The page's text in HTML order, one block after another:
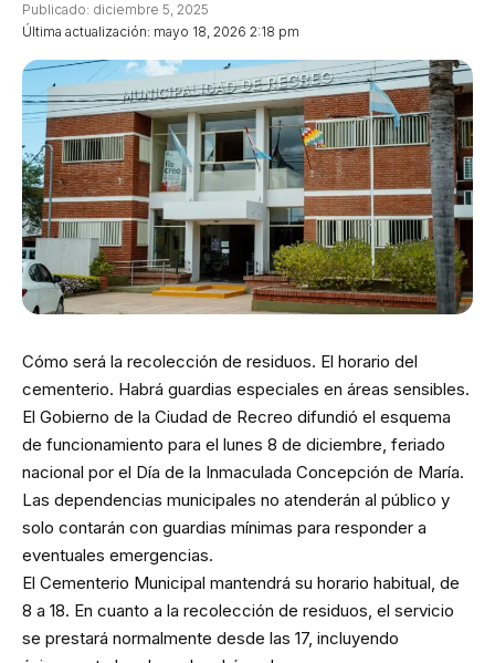
Última actualización: mayo 18, 2026 2:18 pm
Publicado: diciembre 5, 2025
Cómo será la recolección de residuos. El horario del
cementerio. Habrá guardias especiales en áreas sensibles.
El Gobierno de la Ciudad de Recreo difundió el esquema
de funcionamiento para el lunes 8 de diciembre, feriado
nacional por el Día de la Inmaculada Concepción de María.
Las dependencias municipales no atenderán al público y
solo contarán con guardias mínimas para responder a
eventuales emergencias.
El Cementerio Municipal mantendrá su horario habitual, de
8 a 18. En cuanto a la recolección de residuos, el servicio
se prestará normalmente desde las 17, incluyendo